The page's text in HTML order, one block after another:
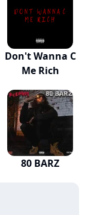
Don't Wanna C
Me Rich
80 BARZ